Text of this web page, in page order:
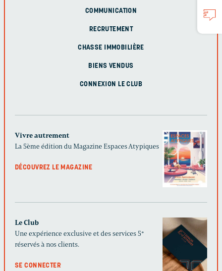
COMMUNICATION
RECRUTEMENT
CHASSE IMMOBILIÈRE
BIENS VENDUS
CONNEXION LE CLUB
Vivre autrement
La 5ème édition du Magazine Espaces Atypiques
DÉCOUVREZ LE MAGAZINE
Le Club
Une expérience exclusive et des services 5*
réservés à nos clients.
SE CONNECTER